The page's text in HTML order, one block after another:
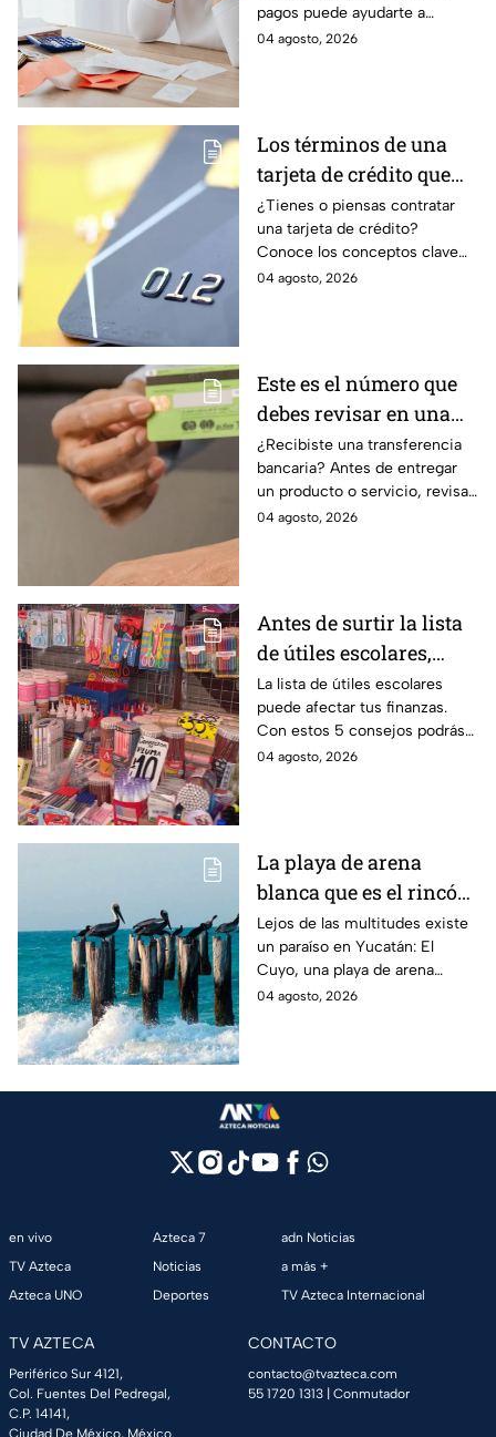
de tus finanzas
pagos puede ayudarte a
ordenar tus finanzas, priorizar
04 agosto, 2026
Los términos de una
tarjeta de crédito que
debes entender para
evitar deudas
¿Tienes o piensas contratar
una tarjeta de crédito?
Conoce los conceptos clave
como CAT, fecha de corte,
04 agosto, 2026
Este es el número que
debes revisar en una
transferencia bancaria
para evitar fraudes
¿Recibiste una transferencia
bancaria? Antes de entregar
un producto o servicio, revisa
este número clave para
04 agosto, 2026
Antes de surtir la lista
de útiles escolares,
sigue estos 5 consejos
que pueden ahorrar
miles de pesos
La lista de útiles escolares
puede afectar tus finanzas.
Con estos 5 consejos podrás
organizar tus compras, ahorrar
04 agosto, 2026
La playa de arena
blanca que es el rincón
escondido en la Costa
Esmeralda de Yucatán
y es ideal para las
vacaciones de verano
Lejos de las multitudes existe
un paraíso en Yucatán: El
Cuyo, una playa de arena
blanca en la Costa Esmeralda
04 agosto, 2026
en vivo
TV Azteca
Azteca UNO
Azteca 7
Noticias
Deportes
adn Noticias
a más +
TV Azteca Internacional
TV AZTECA
Periférico Sur 4121,
Col. Fuentes Del Pedregal,
C.P. 14141,
Ciudad De México, México.
CONTACTO
contacto@tvazteca.com
55 1720 1313 | Conmutador